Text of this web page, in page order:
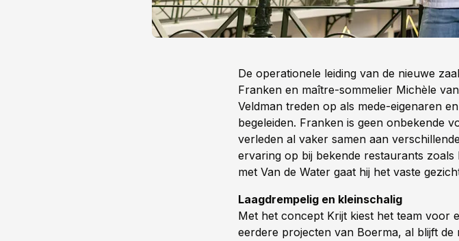
De operationele leiding van de nieuwe
Franken en maître-sommelier Michèle
Veldman treden op als mede-eigenaren
begeleiden. Franken is geen onbekende
verleden al vaker samen aan
ervaring op bij bekende restaurants
met Van de Water gaat hij het vaste
Laagdrempelig en kleinschalig
Met het concept Krijt kiest het team voor
eerdere projecten van Boerma, al blijft